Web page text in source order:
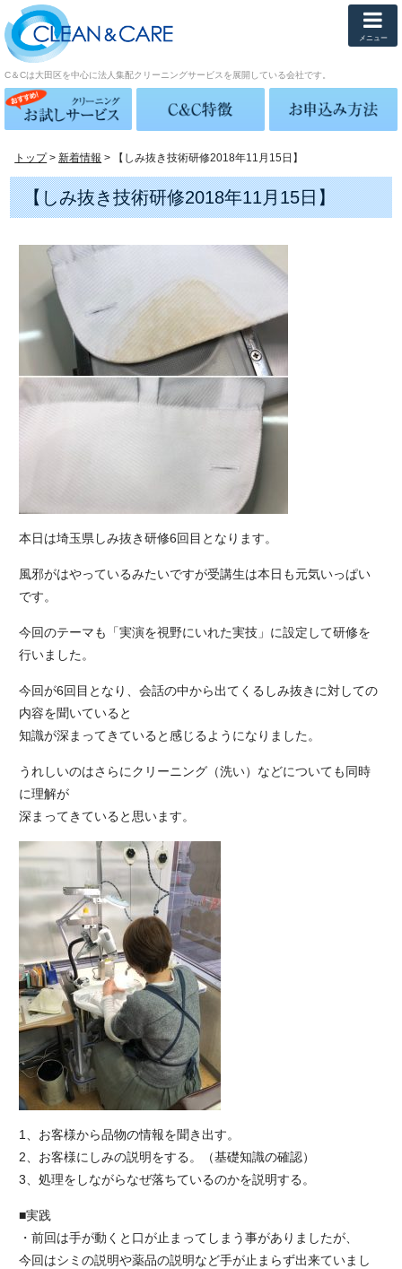
メニュー
C＆Cは大田区を中心に法人集配クリーニングサービスを展開している会社です。
トップ>新着情報 > 【しみ抜き技術研修2018年11月15日】
【しみ抜き技術研修2018年11月15日】
本日は埼玉県しみ抜き研修6回目となります。
風邪がはやっているみたいですが受講生は本日も元気いっぱい
です。
今回のテーマも「実演を視野にいれた実技」に設定して研修を
行いました。
今回が6回目となり、会話の中から出てくるしみ抜きに対しての
内容を聞いていると
知識が深まってきていると感じるようになりました。
うれしいのはさらにクリーニング（洗い）などについても同時
に理解が
深まってきていると思います。
1、お客様から品物の情報を聞き出す。
2、お客様にしみの説明をする。（基礎知識の確認）
3、処理をしながらなぜ落ちているのかを説明する。
■実践
・前回は手が動くと口が止まってしまう事がありましたが、
今回はシミの説明や薬品の説明など手が止まらず出来ていまし